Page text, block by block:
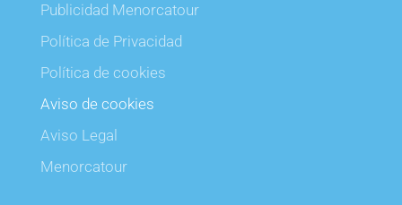
Publicidad Menorcatour
Política de Privacidad
Política de cookies
Aviso de cookies
Aviso Legal
Menorcatour